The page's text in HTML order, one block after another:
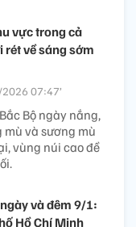
vực trong cả
rét về sáng sớm
07:47’
Bộ ngày nắng,
mù và sương mù
vùng núi cao đề
và đêm 9/1:
Hồ Chí Minh